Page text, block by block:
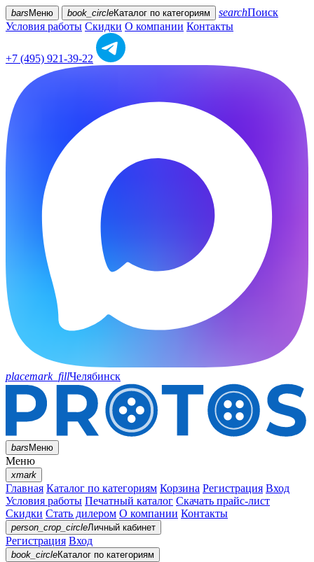
bars Меню book_circleКаталог по категориям searchПоиск
Условия работы Скидки О компании Контакты
+7 (495) 921-39-22
placemark_fillЧелябинск
barsМеню
Меню
xmark
Главная Каталог по категориям Корзина Регистрация Вход
Условия работы Печатный каталог Скачать прайс-лист
Скидки Стать дилером О компании Контакты
person_crop_circleЛичный кабинет
Регистрация Вход
book_circleКаталог по категориям